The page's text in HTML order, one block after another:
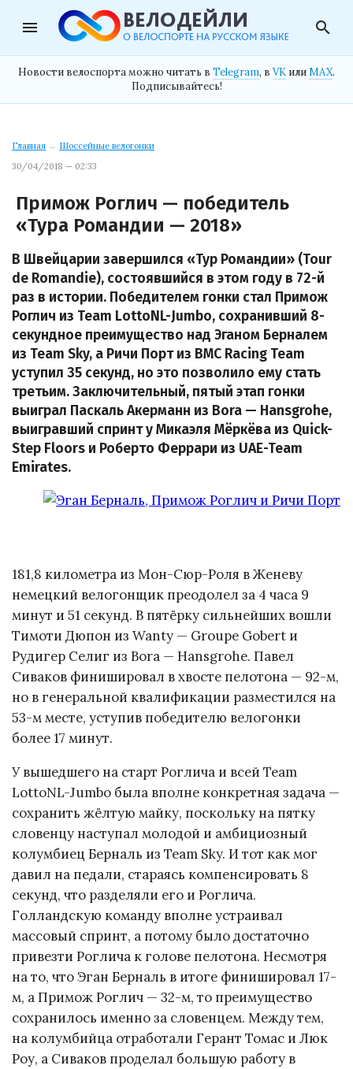
menu search
Новости велоспорта можно читать в Telegram, в VK илиMAX.
Подписывайтесь!
Главная → Шоссейные велогонки
30/04/2018 — 02:33
Примож Роглич — победитель
«Тура Романдии — 2018»
В Швейцарии завершился «Тур Романдии» (Tour
de Romandie), состоявшийся в этом году в 72-й
раз в истории. Победителем гонки стал Примож
Роглич из Team LottoNL-Jumbo, сохранивший 8-
секундное преимущество над Эганом Берналем
из Team Sky, а Ричи Порт из BMC Racing Team
уступил 35 секунд, но это позволило ему стать
третьим. Заключительный, пятый этап гонки
выиграл Паскаль Акерманн из Bora — Hansgrohe,
выигравший спринт у Микаэля Мёркёва из Quick-
Step Floors и Роберто Феррари из UAE-Team
Emirates.
181,8 километра из Мон-Сюр-Роля в Женеву
немецкий велогонщик преодолел за 4 часа 9
минут и 51 секунд. В пятёрку сильнейших вошли
Тимоти Дюпон из Wanty — Groupe Gobert и
Рудигер Селиг из Bora — Hansgrohe. Павел
Сиваков финишировал в хвосте пелотона — 92-м,
но в генеральной квалификации разместился на
53-м месте, уступив победителю велогонки
более 17 минут.
У вышедшего на старт Роглича и всей Team
LottoNL-Jumbo была вполне конкретная задача —
сохранить жёлтую майку, поскольку на пятку
словенцу наступал молодой и амбициозный
колумбиец Берналь из Team Sky. И тот как мог
давил на педали, стараясь компенсировать 8
секунд, что разделяли его и Роглича.
Голландскую команду вполне устраивал
массовый спринт, а потому было достаточно
привезти Роглича к голове пелотона. Несмотря
на то, что Эган Берналь в итоге финишировал 17-
м, а Примож Роглич — 32-м, то преимущество
сохранилось именно за словенцем. Между тем,
на колумбийца отработали Герант Томас и Люк
Роу, а Сиваков проделал большую работу в